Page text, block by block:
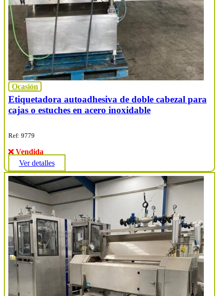
Ocasión
Etiquetadora autoadhesiva de doble cabezal para
cajas o estuches en acero inoxidable
Ref: 9779
Vendida
Ver detalles